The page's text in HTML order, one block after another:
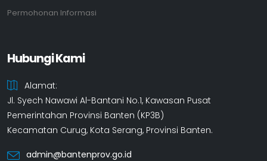
Permohonan Informasi
Hubungi Kami
Alamat:
Jl. Syech Nawawi Al-Bantani No.1, Kawasan Pusat
Pemerintahan Provinsi Banten (KP3B)
Kecamatan Curug, Kota Serang, Provinsi Banten.
admin@bantenprov.go.id